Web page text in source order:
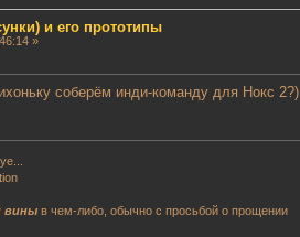
и его прототипы
»
соберём инди-команду для Нокс 2?)
вины в чем-либо, обычно с просьбой о прощении